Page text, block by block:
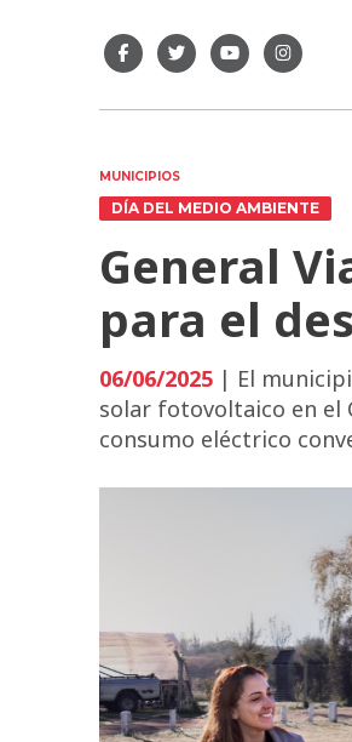
MUNICIPIOS
DÍA DEL MEDIO AMBIENTE
General
para el
06/06/2025 | El
solar fotovoltaico en el
consumo eléctrico